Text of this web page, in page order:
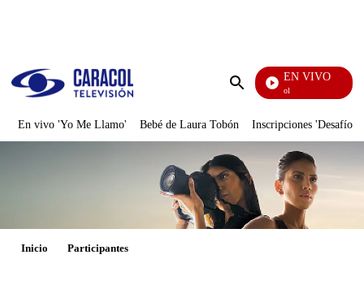
Enviar
EN VIVO
Noticias Caracol
En vivo 'Yo Me Llamo' Bebé de Laura Tobón Inscripciones 'Desafío'
Inicio Participantes